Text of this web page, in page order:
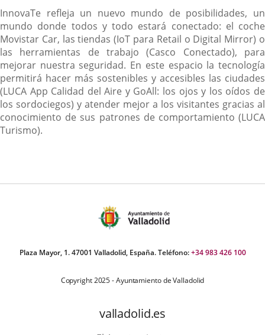
InnovaTe refleja un nuevo mundo de posibilidades, un
mundo donde todos y todo estará conectado: el coche
Movistar Car, las tiendas (IoT para Retail o Digital Mirror) o
las herramientas de trabajo (Casco Conectado), para
mejorar nuestra seguridad. En este espacio la tecnología
permitirá hacer más sostenibles y accesibles las ciudades
(LUCA App Calidad del Aire y GoAll: los ojos y los oídos de
los sordociegos) y atender mejor a los visitantes gracias al
conocimiento de sus patrones de comportamiento (LUCA
Turismo).
Plaza Mayor, 1. 47001 Valladolid, España. Teléfono:+34 983 426 100
Copyright 2025 - Ayuntamiento de Valladolid
valladolid.es